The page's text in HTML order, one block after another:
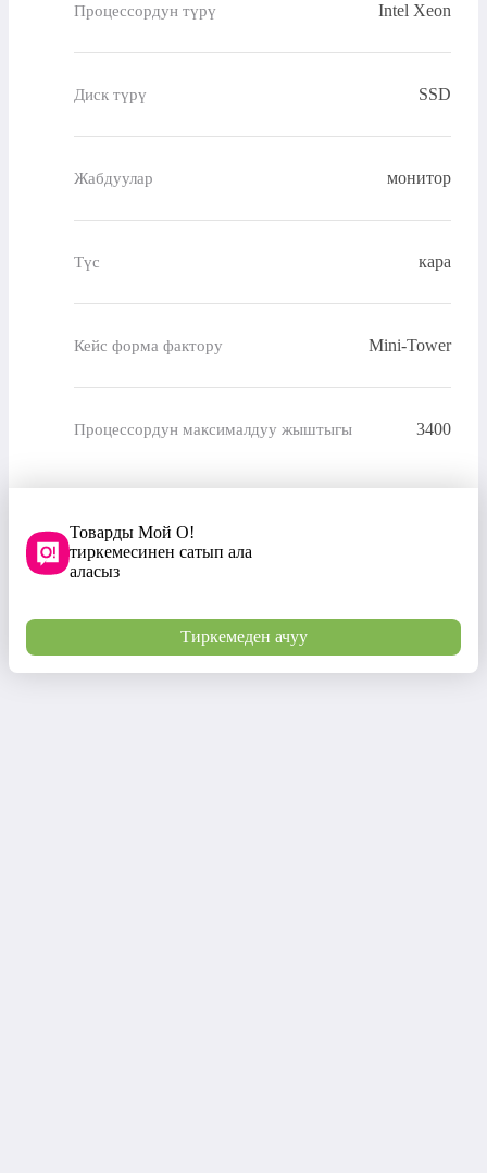
Процессордун түрү Intel Xeon
Диск түрү SSD
Жабдуулар монитор
Түс кара
Кейс форма фактору Mini-Tower
Процессордун максималдуу жыштыгы 3400
Товарды Мой О!
тиркемесинен сатып ала
аласыз
Тиркемеден ачуу